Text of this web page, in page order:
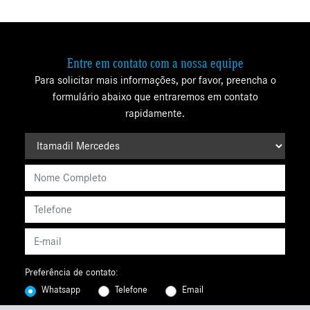
Entre em contato com a nossa equipe
Para solicitar mais informações, por favor, preencha o
formulário abaixo que entraremos em contato
rapidamente.
Preferência de contato:
Whatsapp
Telefone Email